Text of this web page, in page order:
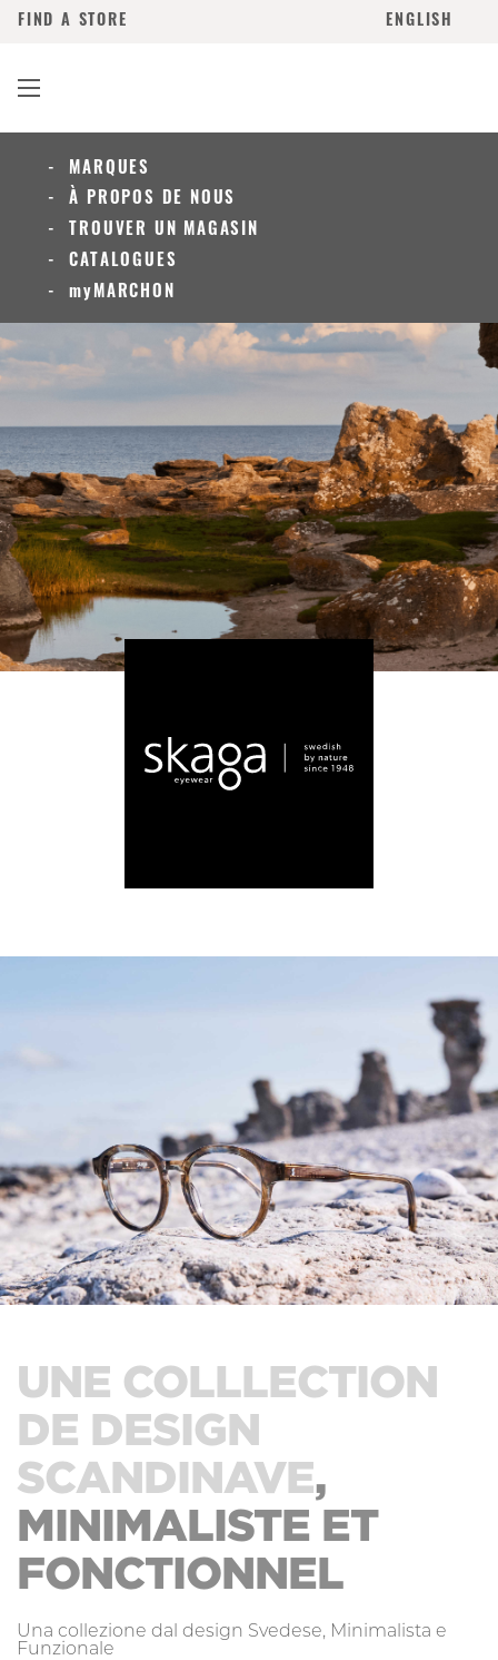
ENGLISH
FIND A STORE
MARQUES
À PROPOS DE NOUS
TROUVER UN MAGASIN
CATALOGUES
myMARCHON
UNE COLLLECTION
DE DESIGN
SCANDINAVE,
MINIMALISTE ET
FONCTIONNEL
Una collezione dal design Svedese, Minimalista e
Funzionale